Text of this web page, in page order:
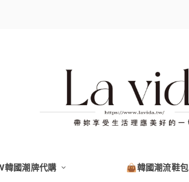
韓國潮牌代購 👜韓國潮流鞋包